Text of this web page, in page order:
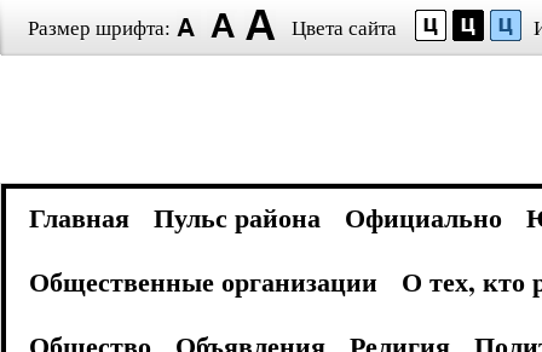
Размер шрифта: Цвета сайта
Главная Пульс района Официально
Общественные организации
О тех, кто